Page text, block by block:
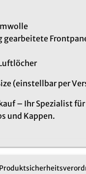
gearbeitete
(einstellbar per
– Ihr Spezialist
und Kappen.